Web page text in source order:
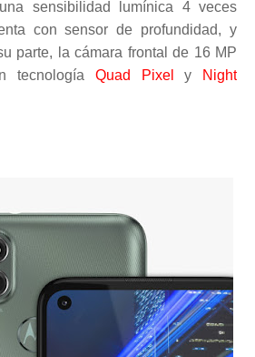
sensibilidad lumínica 4 veces
con sensor de profundidad, y
parte, la cámara frontal de 16 MP
tecnología Quad Pixel y
Night